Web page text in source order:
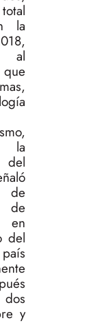
la
al
la
del
de
de
en
del
y